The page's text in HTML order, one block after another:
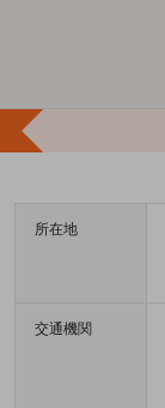
所在地
交通機関